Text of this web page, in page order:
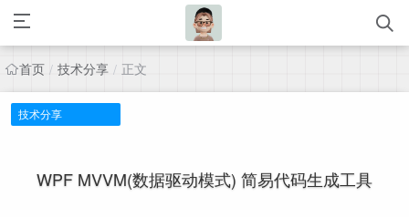
首页 / 技术分享 / 正文
技术分享
WPF MVVM(数据驱动模式) 简易代码生成工具